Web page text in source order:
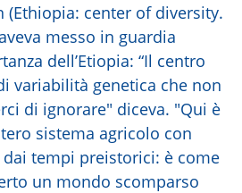
(Ethiopia: center of diversity.
messo in guardia
dell’Etiopia: “Il centro
variabilità genetica che non
di ignorare" diceva. "Qui è
sistema agricolo con
tempi preistorici: è come
un mondo scomparso